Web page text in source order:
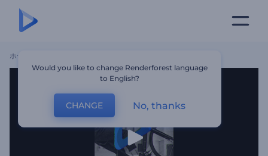
ホーム
Would you like to change Renderforest language
to English?
CHANGE No, thanks